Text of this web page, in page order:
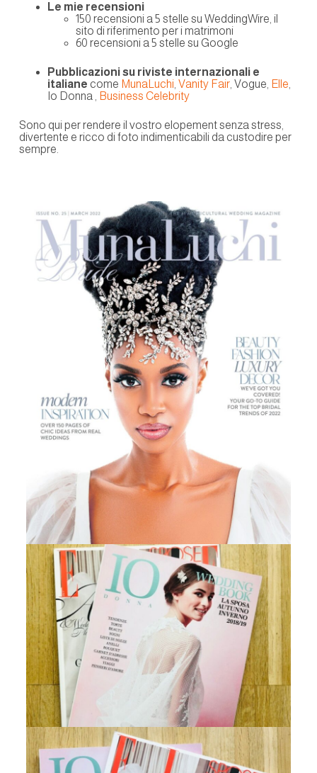
Le mie recensioni
150 recensioni a 5 stelle su WeddingWire, il
sito di riferimento per i matrimoni
60 recensioni a 5 stelle su Google
Pubblicazioni su riviste internazionali e
italiane come MunaLuchi, Vanity Fair, Vogue, Elle
Io Donna ,
Business Celebrity
Sono qui per rendere il vostro elopement senza stress,
divertente e ricco di foto indimenticabili da custodire per
sempre.